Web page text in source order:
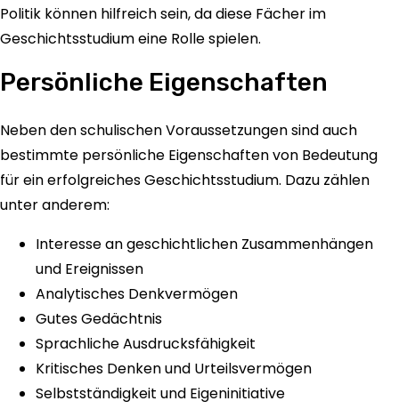
Politik können hilfreich sein, da diese Fächer im
Geschichtsstudium eine Rolle spielen.
Persönliche Eigenschaften
Neben den schulischen Voraussetzungen sind auch
bestimmte persönliche Eigenschaften von Bedeutung
für ein erfolgreiches Geschichtsstudium. Dazu zählen
unter anderem:
Interesse an geschichtlichen Zusammenhängen
und Ereignissen
Analytisches Denkvermögen
Gutes Gedächtnis
Sprachliche Ausdrucksfähigkeit
Kritisches Denken und Urteilsvermögen
Selbstständigkeit und Eigeninitiative